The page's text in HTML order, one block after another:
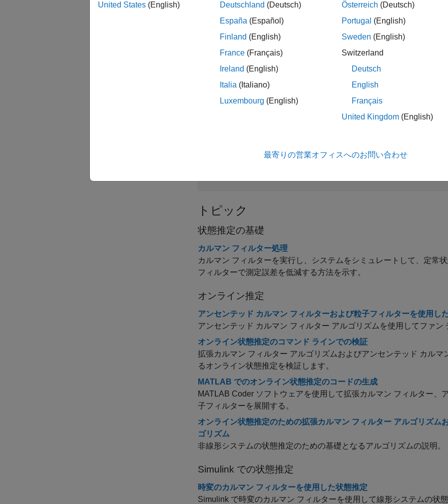
関数
カルマン フィルターの設計
オンライン状態推定
トピック
状態推定の基礎
カルマン フィルター処理
カルマン フィルターを実行し、システムをシミュレートして、定常
フィルターで測定誤差を低減する方法を示す。
オンライン推定
アンセンテッド カルマン フィルターおよび粒子フィルターを使用し
アンセンテッド カルマン フィルター アルゴリズムを使用してファン
オンライン状態推定のコマンド ラインでの検証
拡張カルマン フィルター アルゴリズムおよびアンセンテッド カル
るオンライン状態推定を検証します。
MATLAB でのオンライン状態推定のコードの生成
MATLAB Coder ソフトウェアを使用して拡張カルマン フィルター、
子フィルターを展開する。
オンライン状態推定のための拡張カルマン フィルター アルゴリズム
ゴリズム
非線形システムの状態推定のための基礎となるアルゴリズムの説明。
Simulink での状態推定
時変のカルマン フィルターを使用した状態推定
Simulink で時変のカルマン フィルターを使用して線形システムの状態
United States (English)
Deutschland (Deutsch)
España (Español)
Finland (English)
France (Français)
Ireland (English)
Italia (Italiano)
Luxembourg (English)
Österreich (Deutsch)
Portugal (English)
Sweden (English)
Switzerland
Deutsch
English
Français
United Kingdom (English)
最寄りの営業オフィスへのお問い合わせ